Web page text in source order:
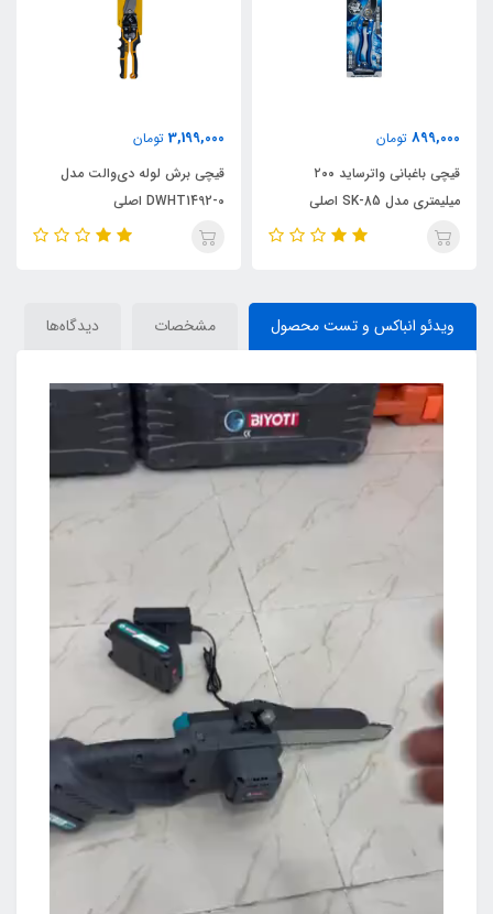
899,000 تومان
قیچی باغبانی واترساید ۲۰۰
میلیمتری مدل SK-85 اصلی
3,199,000 تومان
قیچی برش لوله دی‌والت مدل
DWHT1492-0 اصلی
ویدئو انباکس و تست محصول مشخصات دیدگاه‌ها